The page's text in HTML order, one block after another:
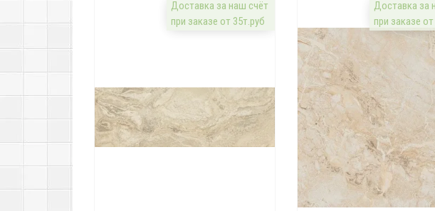
Доставка за наш счёт
при заказе от 35т.руб
Доставка за
при заказе